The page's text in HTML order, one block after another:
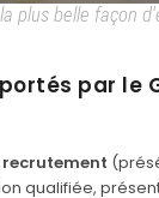
la plus belle façon
par le
recrutement
qualifiée,